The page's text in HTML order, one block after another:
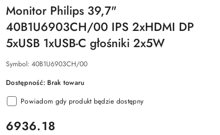
Monitor Philips 39,7"
40B1U6903CH/00 IPS 2xHDMI DP
5xUSB 1xUSB-C głośniki 2x5W
Symbol: 40B1U6903CH/00
Dostępność: Brak towaru
Powiadom gdy produkt będzie dostępny
cena:
6936.18